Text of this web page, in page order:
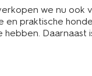
we nu ook
praktische
Daarnaast